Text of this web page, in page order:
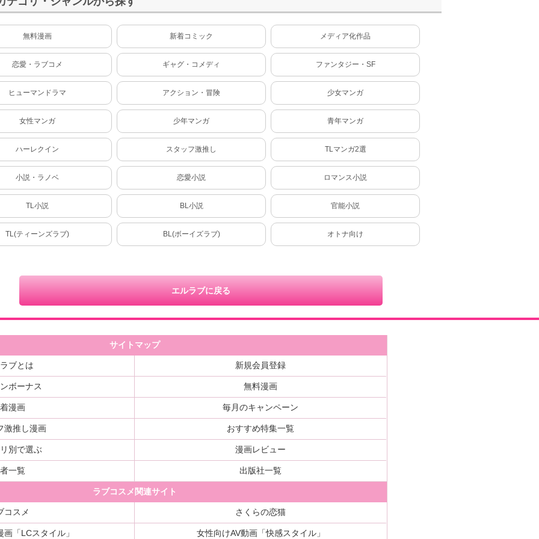
無料漫画 新着コミック メディア化作品
恋愛・ラブコメ ギャグ・コメディ ファンタジー・SF
ヒューマンドラマ アクション・冒険 少女マンガ
女性マンガ 少年マンガ 青年マンガ
ハーレクイン スタッフ激推し TLマンガ2選
小説・ラノベ 恋愛小説 ロマンス小説
TL小説 BL小説 官能小説
TL(ティーンズラブ) BL(ボーイズラブ) オトナ向け
エルラブに戻る
サイトマップ
ブとは 新規会員登録
ボーナス 無料漫画
漫画 毎月のキャンペーン
激推し漫画 おすすめ特集一覧
別で選ぶ 漫画レビュー
一覧 出版社一覧
ラブコスメ関連サイト
コスメ さくらの恋猫
画 「LCスタイル」 女性向けAV動画「快感スタイル」